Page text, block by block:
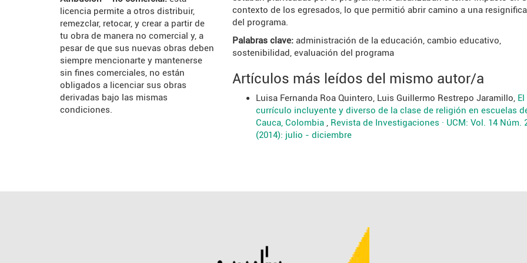
licencia permite a otros distribuir,
remezclar, retocar, y crear a partir de
tu obra de manera no comercial y, a
pesar de que sus nuevas obras deben
siempre mencionarte y mantenerse
sin fines comerciales, no están
obligados a licenciar sus obras
derivadas bajo las mismas
condiciones.
contexto de los egresados, lo que permitió abrir camino a una
del programa.
Palabras clave: administración de la educación, cambio educativo,
sostenibilidad, evaluación del programa
Artículos más leídos del mismo autor/a
Luisa Fernanda Roa Quintero, Luis Guillermo Restrepo Jaramillo, El
currículo incluyente y diverso de la clase de religión en escuelas
Cauca, Colombia , Revista de Investigaciones · UCM: Vol. 14 Núm.
(2014): julio - diciembre